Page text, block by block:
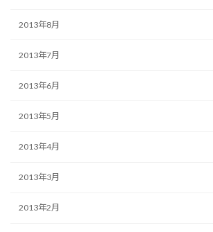
2013年8月
2013年7月
2013年6月
2013年5月
2013年4月
2013年3月
2013年2月